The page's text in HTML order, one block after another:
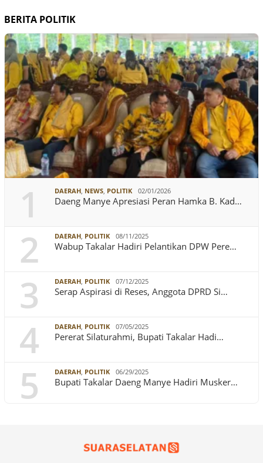
BERITA POLITIK
1 DAERAH, NEWS, POLITIK 02/01/2026
Daeng Manye Apresiasi Peran Hamka B. Kad…
2 DAERAH, POLITIK 08/11/2025
Wabup Takalar Hadiri Pelantikan DPW Pere…
3 DAERAH, POLITIK 07/12/2025
Serap Aspirasi di Reses, Anggota DPRD Si…
4 DAERAH, POLITIK 07/05/2025
Pererat Silaturahmi, Bupati Takalar Hadi…
5 DAERAH, POLITIK 06/29/2025
Bupati Takalar Daeng Manye Hadiri Musker…